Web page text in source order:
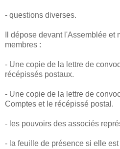
- questions diverses.
Il dépose devant l'Assemblée
membres :
- Une copie de la lettre de
récépissés postaux.
- Une copie de la lettre de
Comptes et le récépissé postal.
- les pouvoirs des associés
- la feuille de présence si elle